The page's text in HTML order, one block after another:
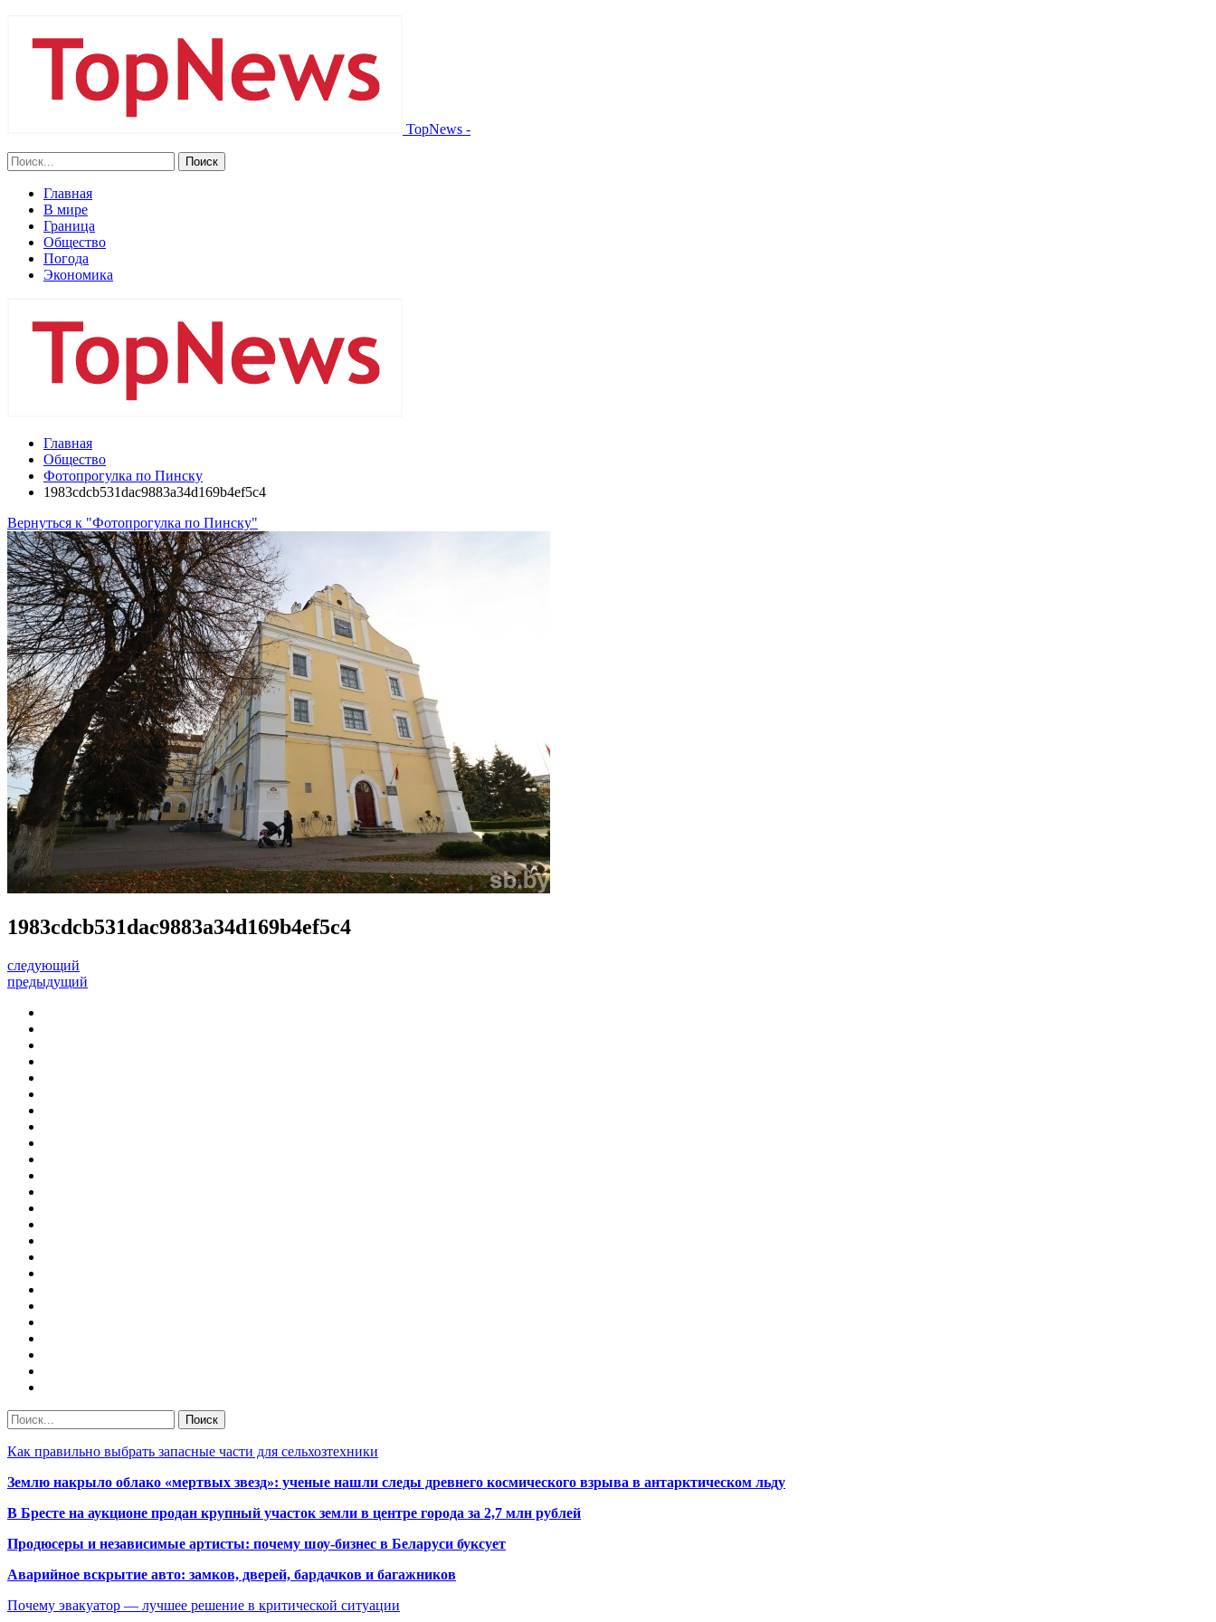
TopNews -
Главная
В мире
Граница
Общество
Погода
Экономика
Главная
Общество
Фотопрогулка по Пинску
1983cdcb531dac9883a34d169b4ef5c4
Вернуться к "Фотопрогулка по Пинску"
1983cdcb531dac9883a34d169b4ef5c4
следующий
предыдущий
Как правильно выбрать запасные части для сельхозтехники
Землю накрыло облако «мертвых звезд»: ученые нашли следы древнего космического взрыва в антарктическом льду
В Бресте на аукционе продан крупный участок земли в центре города за 2,7 млн рублей
Продюсеры и независимые артисты: почему шоу-бизнес в Беларуси буксует
Аварийное вскрытие авто: замков, дверей, бардачков и багажников
Почему эвакуатор — лучшее решение в критической ситуации